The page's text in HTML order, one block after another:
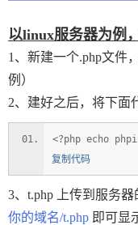
以linux服务器为例，
1、新建一个.php文件
例）
2、建好之后，将下面
<?php echo
复制代码
3、t.php 上传到服务
你的域名/t.php 即可显